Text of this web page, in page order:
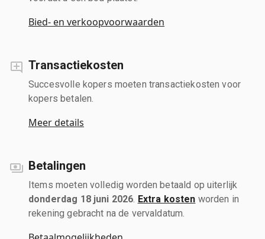
Bied- en verkoopvoorwaarden
Transactiekosten
Succesvolle kopers moeten transactiekosten voor
kopers betalen.
Meer details
Betalingen
Items moeten volledig worden betaald op uiterlijk
donderdag 18 juni 2026 Extra kosten worden in
rekening gebracht na de vervaldatum.